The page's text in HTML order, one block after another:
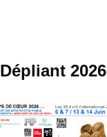
Dépliant 2026